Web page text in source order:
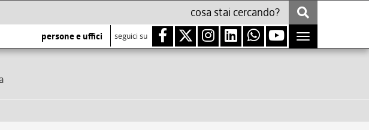
persone e uffici seguici su
Toggle
navigation